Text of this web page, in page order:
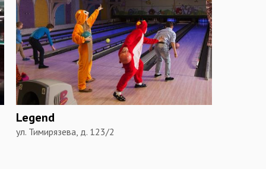
Legend
ул. Тимирязева, д. 123/2